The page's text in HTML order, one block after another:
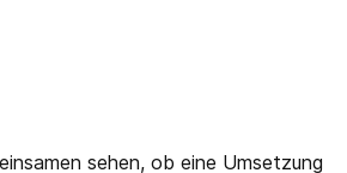
sehen, ob eine Umsetzung